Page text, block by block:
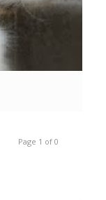
Page 1 of 0